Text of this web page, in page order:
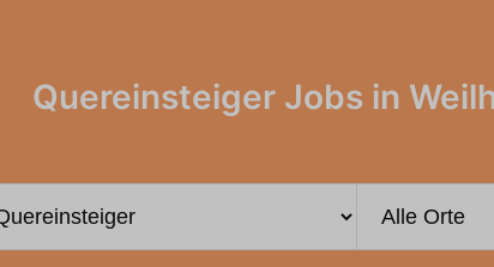
Quereinsteiger Jobs in